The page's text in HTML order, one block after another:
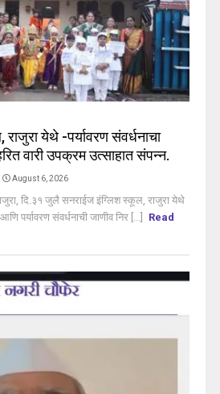
येथे -पर्यावरण संवर्धनाचा
वारी उपक्रम उत्साहात संपन्न.
August 6, 2026
दि.३१ जुलै सनराईज इंग्लिश स्कूल, राजुरा येथे
पर्यावरण संवर्धनाची जाणीव निर [...]
Read